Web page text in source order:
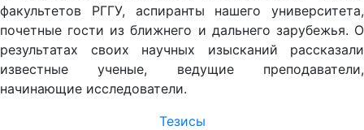
факультетов РГГУ, аспиранты нашего университета,
почетные гости из ближнего и дальнего зарубежья. О
результатах своих научных изысканий рассказали
известные ученые, ведущие преподаватели,
начинающие исследователи.
Тезисы